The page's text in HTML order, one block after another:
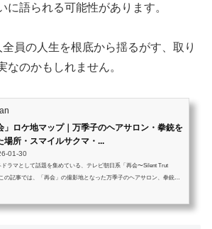
に語られる可能性があります。
員の人生を根底から揺るがす、取り
なのかもしれません。
」ロケ地マップ｜万季子のヘアサロン・拳銃を
場所・スマイルサクマ・...
01-30
ドラマとして話題を集めている、テレビ朝日系「再会〜Silent Trut
の記事では、「再会」の撮影地となった万季子のヘアサロン、拳銃を